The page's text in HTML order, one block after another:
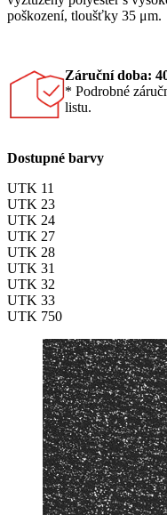
poškození, tloušťky 35 μm.
Záruční doba:
* Podrobné
listu.
Dostupné barvy
UTK 11
UTK 23
UTK 24
UTK 27
UTK 28
UTK 31
UTK 32
UTK 33
UTK 750